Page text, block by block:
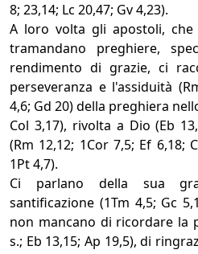
8; 23,14; Lc 20,47; Gv 4,23).
A loro volta gli apostoli,
tramandano preghiere,
rendimento di grazie, ci
perseveranza e l'assiduità
4,6; Gd 20) della preghiera
Col 3,17), rivolta a Dio (Eb
(Rm 12,12; 1Cor 7,5; Ef 6,18;
1Pt 4,7).
Ci parlano della sua
santificazione (1Tm 4,5; Gc
non mancano di ricordare la
s.; Eb 13,15; Ap 19,5), di